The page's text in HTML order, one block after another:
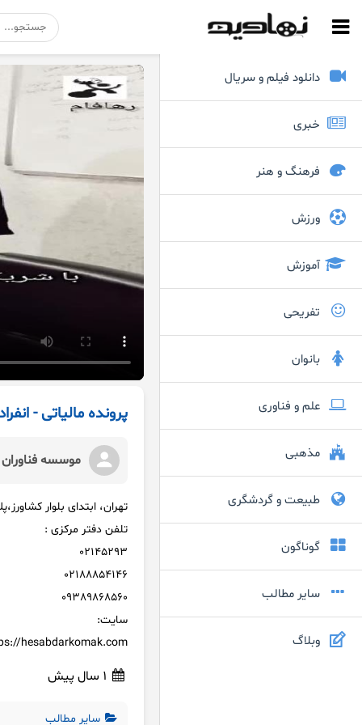
دانلود فیلم و سریال
خبری
فرهنگ و هنر
ورزش
آموزش
تفریحی
بانوان
علم و فناوری
مذهبی
طبیعت و گردشگری
گوناگون
سایر مطالب
وبلاگ
پرونده مالیاتی -
موسسه فناوران
تهران، ابتدای بلوار کشاورز،پلاک 31 طبقه
تلفن دفتر مرکزی :
02145293
02188854146
09389868560
سایت:
hesabdarkomak.com/
سایر مطالب